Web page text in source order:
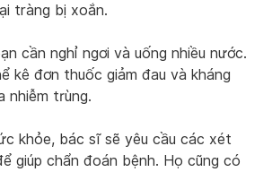
tràng bị xoắn.
cần nghỉ ngơi và uống nhiều nước.
kê đơn thuốc giảm đau và kháng
nhiễm trùng.
khỏe, bác sĩ sẽ yêu cầu các xét
giúp chẩn đoán bệnh. Họ cũng có